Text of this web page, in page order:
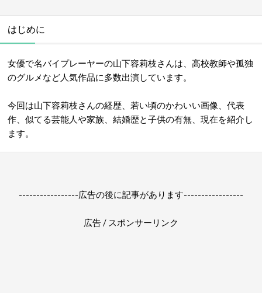
はじめに
女優で名バイプレーヤーの山下容莉枝さんは、高校教師や孤独
のグルメなど人気作品に多数出演しています。
今回は山下容莉枝さんの経歴、若い頃のかわいい画像、代表
作、似てる芸能人や家族、結婚歴と子供の有無、現在を紹介し
ます。
-----------------広告の後に記事があります-----------------
広告 / スポンサーリンク